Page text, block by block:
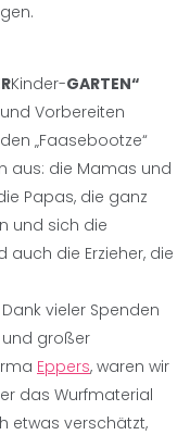
Kinder-GARTEN“
Vorbereiten
„Faasebootze“
aus: die Mamas und
Papas, die ganz
und sich die
auch die Erzieher, die
Dank vieler Spenden
und großer
Eppers, waren wir
das Wurfmaterial
etwas verschätzt,